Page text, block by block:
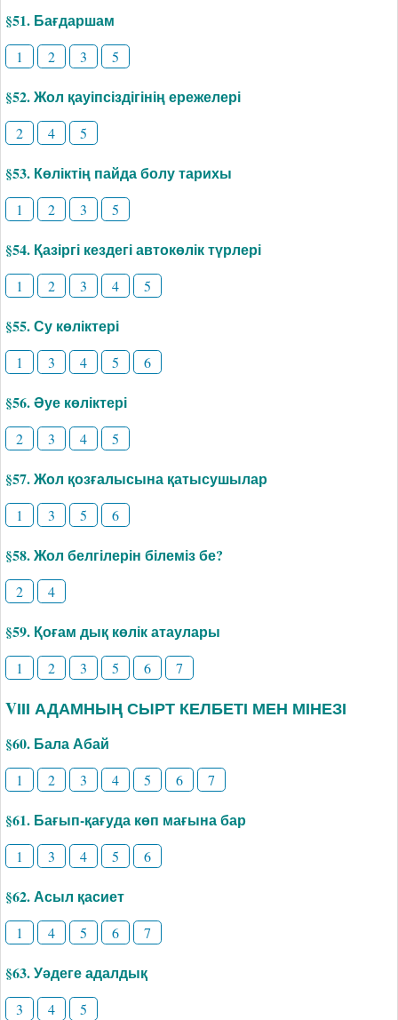
§51. Бағдаршам
1 2 3 5
§52. Жол қауіпсіздігінің ережелері
2 4 5
§53. Көліктің пайда болу тарихы
1 2 3 5
§54. Қазіргі кездегі автокөлік түрлері
1 2 3 4 5
§55. Су көліктері
1 3 4 5 6
§56. Әуе көліктері
2 3 4 5
§57. Жол қозғалысына қатысушылар
1 3 5 6
§58. Жол белгілерін білеміз бе?
2 4
§59. Қоғам дық көлік атаулары
1 2 3 5 6 7
VІІІ АДАМНЫҢ СЫРТ КЕЛБЕТІ МЕН МІНЕЗІ
§60. Бала Абай
1 2 3 4 5 6 7
§61. Бағып-қағуда көп мағына бар
1 3 4 5 6
§62. Асыл қасиет
1 4 5 6 7
§63. Уәдеге адалдық
3 4 5